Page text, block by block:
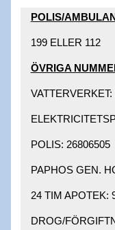
POLIS/
199 ELLER 112​
ÖVRIGA
VATTERVERKET:
POLIS: 26806505 ​
PAPHOS GEN.
24 TIM APOTEK:
DROG/